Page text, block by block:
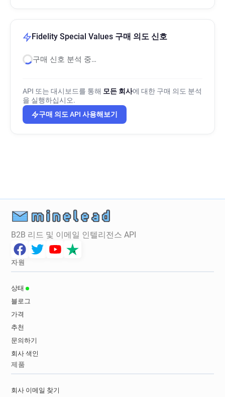
p************@fidelity.co.uk
c*****@fidelity.co.uk
g******@fidelity.co.uk
e************@fidelity.co.uk
k********@fidelity.co.uk
h************@fidelity.co.uk
Fidelity Special Values 구매 의도 신호
구매 신호 분석 중…
API 또는 대시보드를 통해 모든 회사에 대한 구매 의도 분석
을 실행하십시오.
구매 의도 API 사용해보기
B2B 리드 및 이메일 인텔리전스 API
자원
상태
블로그
가격
추천
문의하기
회사 색인
제품
회사 이메일 찾기